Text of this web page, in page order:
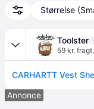
Størrelse
Toolster
59 kr. fragt,
Annonce